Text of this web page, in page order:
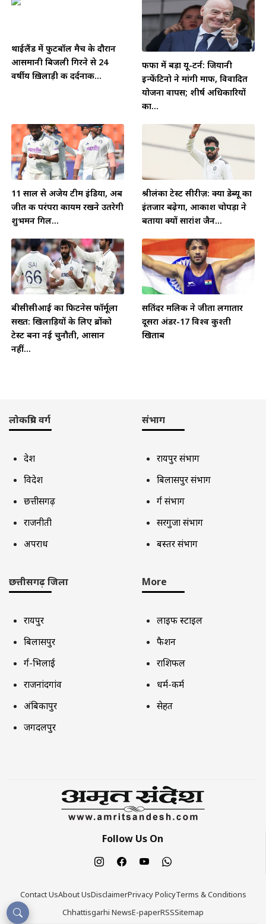
थाईलैंड में फुटबॉल मैच के दौरान
आसमानी बिजली गिरने से 24
वर्षीय ख़िलाड़ी की दर्दनाक...
फीफा में बड़ा यू-टर्न: जियानी
इन्फेंटिनो ने मांगी माफी, विवादित
योजना वापस; शीर्ष अधिकारियों
का...
11 साल से अजेय टीम इंडिया, अब
जीत की परंपरा कायम रखने उतरेगी
शुभमन गिल...
श्रीलंका टेस्ट सीरीज़: क्या डेब्यू का
इंतजार बढ़ेगा, आकाश चोपड़ा ने
बताया क्यों सारांश जैन...
बीसीसीआई का फिटनेस फॉर्मूला
सख्त: खिलाड़ियों के लिए ब्रोंको
टेस्ट बना नई चुनौती, आसान
नहीं...
सतिंदर मलिक ने जीता लगातार
दूसरा अंडर-17 विश्व कुश्ती
खिताब
लोकप्रिय वर्ग
देश
विदेश
छत्तीसगढ़
राजनीती
अपराध
संभाग
रायपुर संभाग
बिलासपुर संभाग
दुर्ग संभाग
सरगुजा संभाग
बस्तर संभाग
छत्तीसगढ़ जिला
रायपुर
बिलासपुर
दुर्ग-भिलाई
राजनांदगांव
अंबिकापुर
जगदलपुर
More
लाइफ स्टाइल
फैशन
राशिफल
धर्म-कर्म
सेहत
Follow Us On
Contact UsAbout UsDisclaimerPrivacy PolicyTerms & Conditions
Chhattisgarhi NewsE-paperRSSSitemap